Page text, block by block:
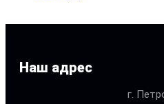
Наш адрес
г.